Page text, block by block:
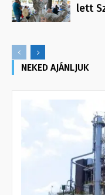
lett
NEKED AJÁNLJUK